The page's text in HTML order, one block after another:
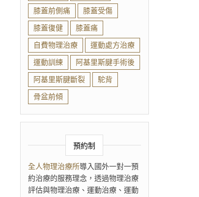
膝蓋前側痛
膝蓋受傷
膝蓋復健
膝蓋痛
自費物理治療
運動處方治療
運動訓練
阿基里斯腱手術後
阿基里斯腱斷裂
駝背
骨盆前傾
預約制
全人物理治療所導入國外一對一預
約治療的服務理念，透過物理治療
評估與物理治療、運動治療、運動